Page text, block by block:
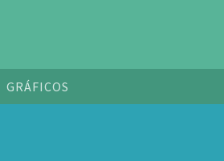
GRÁFICOS